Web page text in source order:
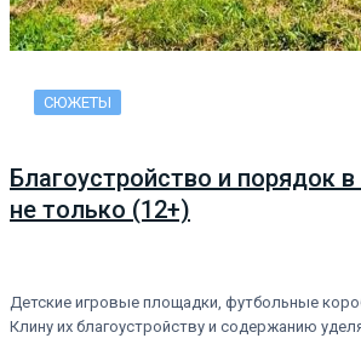
СЮЖЕТЫ
Благоустройство и порядок
не только (12+)
Детские игровые площадки, футбольные
Клину их благоустройству и содержанию